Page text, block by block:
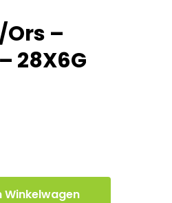
–
28X6G
Winkelwagen